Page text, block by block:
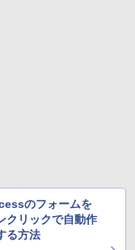
のフォームを
クリックで自動作
る方法